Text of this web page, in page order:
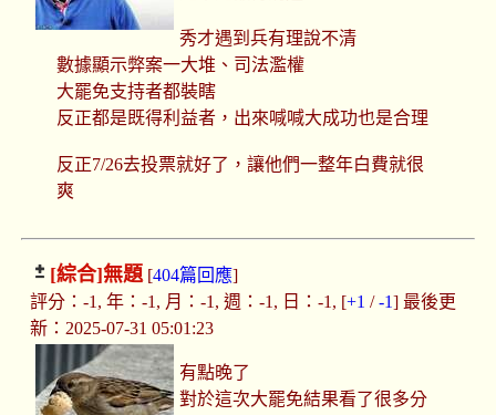
秀才遇到兵有理說不清
數據顯示弊案一大堆、司法濫權
大罷免支持者都裝瞎
反正都是既得利益者，出來喊喊大成功也是合理
反正7/26去投票就好了，讓他們一整年白費就很
爽
[綜合]無題[404篇回應]
評分：-1, 年：-1, 月：-1, 週：-1, 日：-1, [+1 /-1] 最後更
新：2025-07-31 05:01:23
有點晚了
對於這次大罷免結果看了很多分